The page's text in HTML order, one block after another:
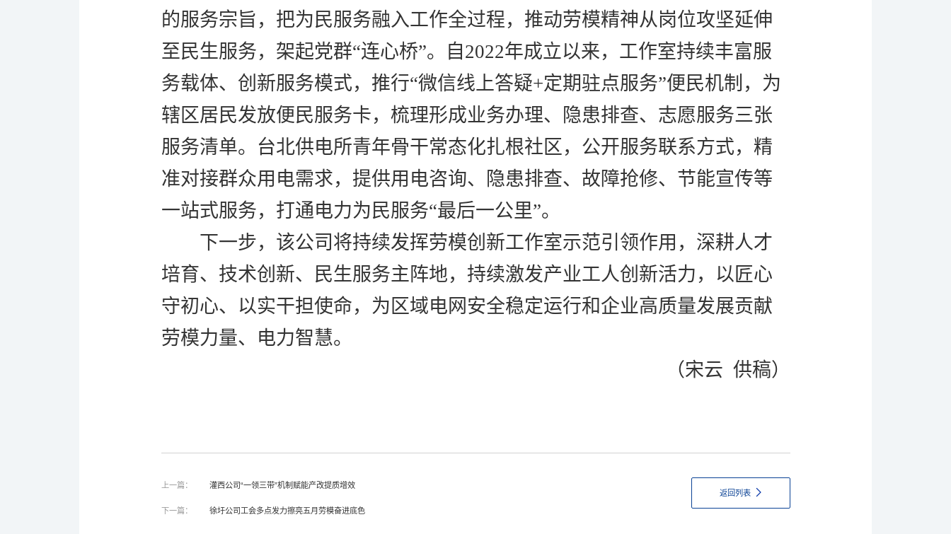
的服务宗旨，把为民服务融入工作全过程，推动劳模精神从岗位攻坚延伸
至民生服务，架起党群“连心桥”。自2022年成立以来，工作室持续丰富服
务载体、创新服务模式，推行“微信线上答疑+定期驻点服务”便民机制，为
辖区居民发放便民服务卡，梳理形成业务办理、隐患排查、志愿服务三张
服务清单。台北供电所青年骨干常态化扎根社区，公开服务联系方式，精
准对接群众用电需求，提供用电咨询、隐患排查、故障抢修、节能宣传等
一站式服务，打通电力为民服务“最后一公里”。
下一步， 该公司 将持续发挥劳模创新工作室示范引领作用，深耕人才
培育、技术创新、民生服务主阵地，持续激发产业工人创新活力，以匠心
守初心、以实干担使命，为区域电网安全稳定运行和企业高质量发展贡献
劳模力量、电力智慧。
（宋云 供稿）
返回列表
上一篇： 灌西公司“一领三带”机制赋能产改提质增效
下一篇： 徐圩公司工会多点发力擦亮五月劳模奋进底色